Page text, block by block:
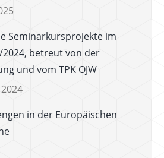
Seminarkursprojekte im
betreut von der
und vom TPK OJW
in der Europäischen